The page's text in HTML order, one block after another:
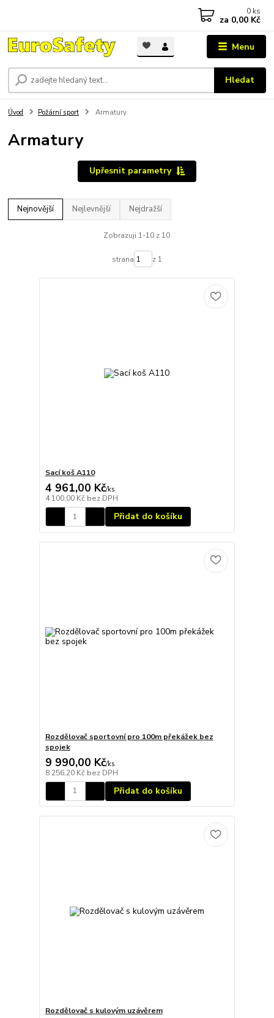
Menu
Hledat
0 ks
za 0,00 Kč
Úvod Požární sport Armatury
Armatury
Upřesnit parametry
Nejnovější Nejlevnější Nejdražší
Zobrazuji 1-10 z 10
strana z 1
Sací koš A110
4 961,00 Kč/ks
4 100,00 Kč bez DPH
Přidat do košíku
Rozdělovač sportovní pro 100m překážek bez
spojek
9 990,00 Kč/ks
8 256,20 Kč bez DPH
Přidat do košíku
Rozdělovač s kulovým uzávěrem